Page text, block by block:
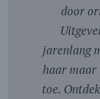
door
jarenlang
haar maar
toe.